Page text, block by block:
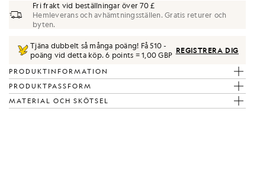
Fri frakt vid beställningar över 70 £
Hemleverans och avhämtningsställen. Gratis returer och
byten.
Tjäna dubbelt så många poäng! Få510-
poäng vid detta köp.6 points = 1,00 GBP REGISTRERA DIG
PRODUKTINFORMATION
PRODUKTPASSFORM
MATERIAL OCH SKÖTSEL